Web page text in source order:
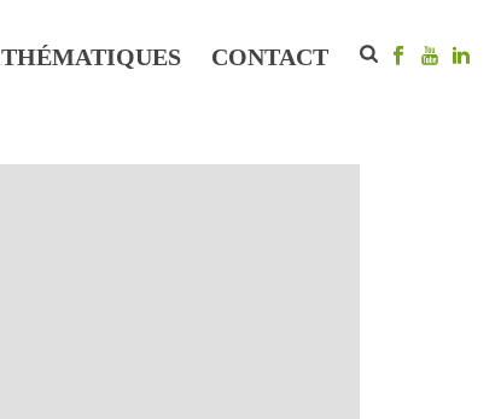
THÉMATIQUES CONTACT